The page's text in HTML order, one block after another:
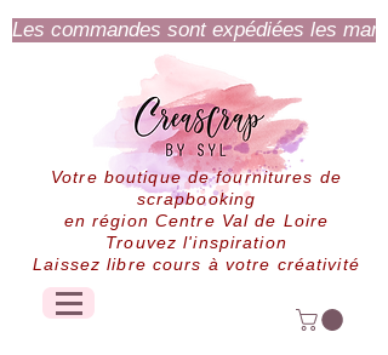
Les commandes sont expédiées les
Votre boutique de fournitures de
scrapbooking
en région Centre Val de Loire
Trouvez l'inspiration
Laissez libre cours à votre créativité